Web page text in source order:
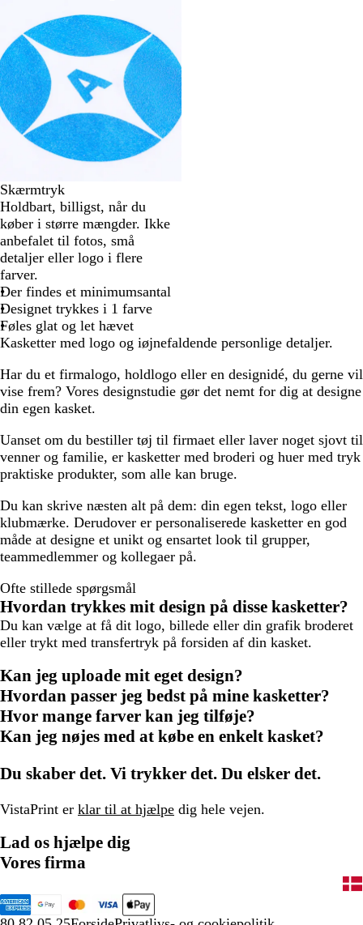
Skærmtryk
Holdbart, billigst, når du
køber i større mængder. Ikke
anbefalet til fotos, små
detaljer eller logo i flere
farver.
Der findes et minimumsantal
Designet trykkes i 1 farve
Føles glat og let hævet
Kasketter med logo og iøjnefaldende personlige detaljer.
Har du et firmalogo, holdlogo eller en designidé, du gerne vil
vise frem? Vores designstudie gør det nemt for dig at designe
din egen kasket.
Uanset om du bestiller tøj til firmaet eller laver noget sjovt til
venner og familie, er kasketter med broderi og huer med tryk
praktiske produkter, som alle kan bruge.
Du kan skrive næsten alt på dem: din egen tekst, logo eller
klubmærke. Derudover er personaliserede kasketter en god
måde at designe et unikt og ensartet look til grupper,
teammedlemmer og kollegaer på.
Ofte stillede spørgsmål
Hvordan trykkes mit design på disse kasketter?
Du kan vælge at få dit logo, billede eller din grafik broderet
eller trykt med transfertryk på forsiden af din kasket.
Kan jeg uploade mit eget design?
Hvordan passer jeg bedst på mine kasketter?
Hvor mange farver kan jeg tilføje?
Kan jeg nøjes med at købe en enkelt kasket?
Du skaber det. Vi trykker det. Du elsker det.
VistaPrint er klar til at hjælpe dig hele vejen.
Lad os hjælpe dig
Vores firma